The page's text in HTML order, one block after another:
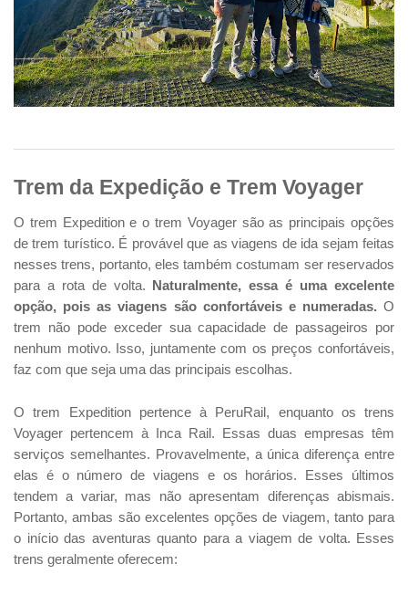
Trem da Expedição e Trem Voyager
O trem Expedition e o trem Voyager são as principais opções
de trem turístico. É provável que as viagens de ida sejam feitas
nesses trens, portanto, eles também costumam ser reservados
para a rota de volta.
Naturalmente, essa é uma excelente
opção, pois as viagens são confortáveis e numeradas. O
trem não pode exceder sua capacidade de passageiros por
nenhum motivo. Isso, juntamente com os preços confortáveis,
faz com que seja uma das principais escolhas.
O trem Expedition pertence à PeruRail, enquanto os trens
Voyager pertencem à Inca Rail. Essas duas empresas têm
serviços semelhantes. Provavelmente, a única diferença entre
elas é o número de viagens e os horários. Esses últimos
tendem a variar, mas não apresentam diferenças abismais.
Portanto, ambas são excelentes opções de viagem, tanto para
o início das aventuras quanto para a viagem de volta. Esses
trens geralmente oferecem: